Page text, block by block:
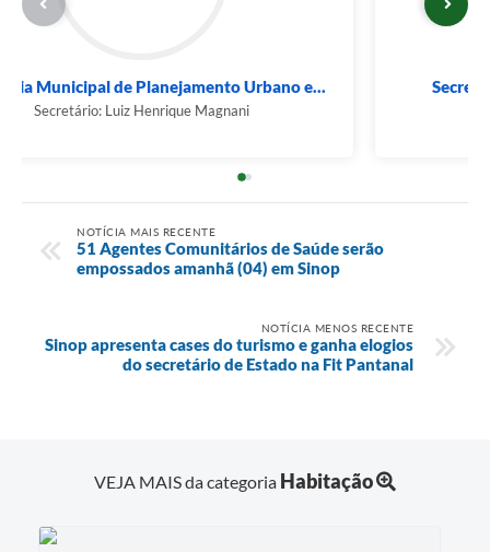
Secretaria Municipal de Planejamento Urbano e...
Secretário: Luiz Henrique Magnani
NOTÍCIA MAIS RECENTE
51 Agentes Comunitários de Saúde serão
empossados amanhã (04) em Sinop
NOTÍCIA MENOS RECENTE
Sinop apresenta cases do turismo e ganha elogios
do secretário de Estado na Fit Pantanal
VEJA MAIS da categoria Habitação